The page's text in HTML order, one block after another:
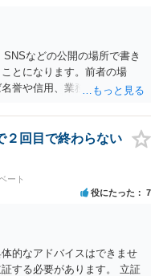
などの公開の場所で書き
とになります。前者の場
誉や信用、業務にかかる犯
２回目で終わらない
ート
役にたった 7
的なアドバイスはできませ
する必要があります。 立証